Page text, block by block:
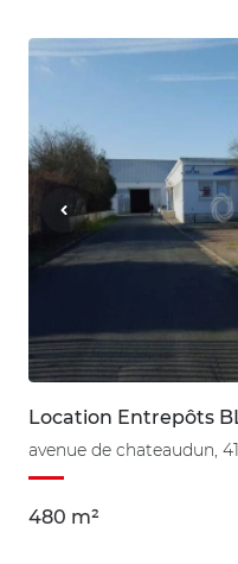
Location Entrepôts
avenue de chateaudun,
480 m²